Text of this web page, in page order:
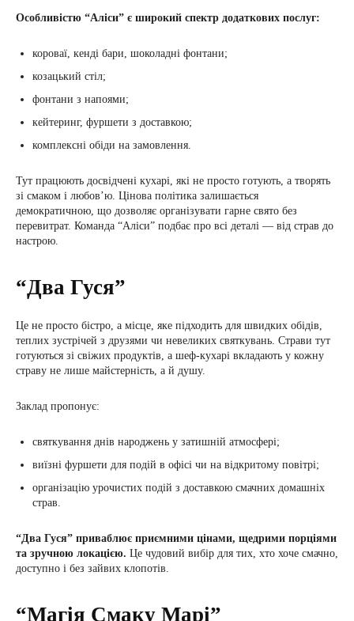
Особливістю “Аліси” є широкий спектр додаткових послуг:
короваї, кенді бари, шоколадні фонтани;
козацький стіл;
фонтани з напоями;
кейтеринг, фуршети з доставкою;
комплексні обіди на замовлення.
Тут працюють досвідчені кухарі, які не просто готують, а творять
зі смаком і любов’ю. Цінова політика залишається
демократичною, що дозволяє організувати гарне свято без
перевитрат. Команда “Аліси” подбає про всі деталі — від страв до
настрою.
“Два Гуся”
Це не просто бістро, а місце, яке підходить для швидких обідів,
теплих зустрічей з друзями чи невеликих святкувань. Страви тут
готуються зі свіжих продуктів, а шеф-кухарі вкладають у кожну
страву не лише майстерність, а й душу.
Заклад пропонує:
святкування днів народжень у затишній атмосфері;
виїзні фуршети для подій в офісі чи на відкритому повітрі;
організацію урочистих подій з доставкою смачних домашніх
страв.
“Два Гуся” приваблює приємними цінами, щедрими порціями
та зручною локацією. Це чудовий вибір для тих, хто хоче смачно,
доступно і без зайвих клопотів.
“Магія Смаку Марі”